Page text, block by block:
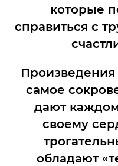
которые
справиться с
самое
дают
своему
обладают